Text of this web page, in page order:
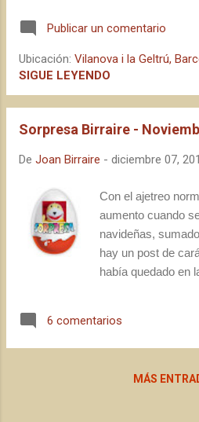
degustadas los
aquellas cervezas
tenemos ante
del calendario
estamos hablando
De manera que
nueva entrega del
nuevamente
cambiará de
Carrer Turbina,
aquellos que
conducir, la
disposición de los
de Renfe al
Publicar un comentario
Ubicación: Vilanova i la Geltrú,
SIGUE LEYENDO
Sorpresa Birraire -
De Joan Birraire - diciembre 07,
Con el ajetreo
aumento cuando
navideñas,
hay un post de
había quedado en
con algo de
de noviembre
conector de frase)
6 comentarios
MÁS